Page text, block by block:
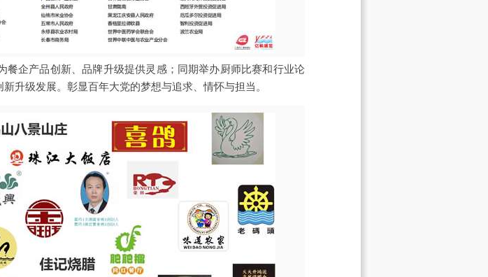
企产品创新、品牌升级提供灵感；同期举办厨师比赛和行业论
升级发展。彰显百年大党的梦想与追求、情怀与担当。